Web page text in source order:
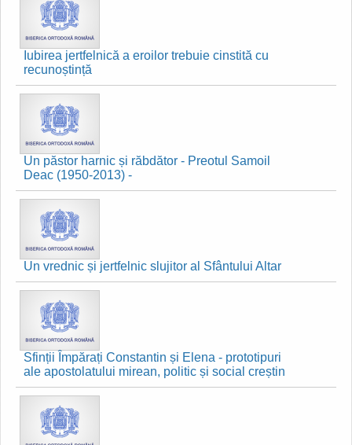
Iubirea jertfelnică a eroilor trebuie cinstită cu
recunoștință
Un păstor harnic și răbdător - Preotul Samoil
Deac (1950-2013) -
Un vrednic și jertfelnic slujitor al Sfântului Altar
Sfinții Împărați Constantin și Elena - prototipuri
ale apostolatului mirean, politic și social creștin